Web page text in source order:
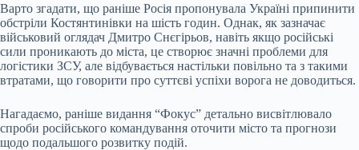
Варто згадати, що раніше Росія пропонувала Україні припинити
обстріли Костянтинівки на шість годин. Однак, як зазначає
військовий оглядач Дмитро Снєгірьов, навіть якщо російські
сили проникають до міста, це створює значні проблеми для
логістики ЗСУ, але відбувається настільки повільно та з такими
втратами, що говорити про суттєві успіхи ворога не доводиться.
Нагадаємо, раніше видання “Фокус” детально висвітлювало
спроби російського командування оточити місто та прогнози
щодо подальшого розвитку подій.